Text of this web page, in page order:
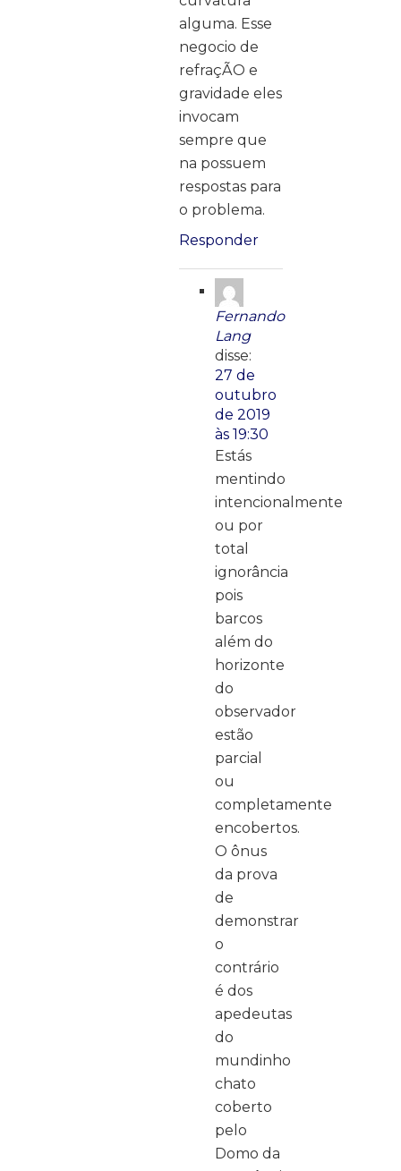
alguma. Esse
negocio de
refraçÃO e
gravidade eles
invocam
sempre que
na possuem
respostas para
o problema.
Responder
Fernando
Lang
disse:
27 de
outubro
de 2019
às 19:30
Estás
mentindo
intencionalmente
ou por
total
ignorância
pois
barcos
além do
horizonte
do
observador
estão
parcial
ou
completamente
encobertos.
O ônus
da prova
de
demonstrar
o
contrário
é dos
apedeutas
do
mundinho
chato
coberto
pelo
Domo da